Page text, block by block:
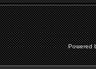
Powered